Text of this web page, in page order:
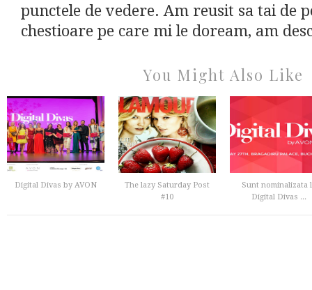
punctele de vedere. Am reusit sa tai de
chestioare pe care mi le doream, am
You Might Also Like
Digital Divas by AVON
The lazy Saturday Post
#10
Sunt nominalizata
Digital Divas ...